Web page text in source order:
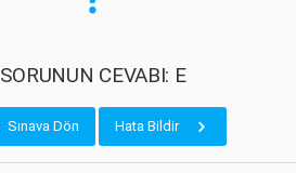
SORUNUN CEVABI: E
Sınava Dön Hata Bildir